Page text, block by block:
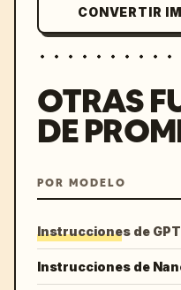
CONVERTIR
OTRAS
DE
POR MODELO
Instrucciones de GPT
Instrucciones de